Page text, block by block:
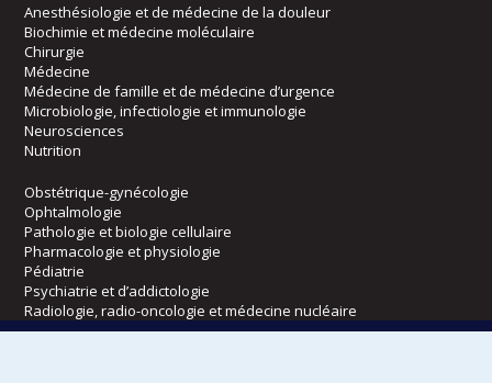
Anesthésiologie et de médecine de la douleur
Biochimie et médecine moléculaire
Chirurgie
Médecine
Médecine de famille et de médecine d’urgence
Microbiologie, infectiologie et immunologie
Neurosciences
Nutrition
Obstétrique-gynécologie
Ophtalmologie
Pathologie et biologie cellulaire
Pharmacologie et physiologie
Pédiatrie
Psychiatrie et d’addictologie
Radiologie, radio-oncologie et médecine nucléaire